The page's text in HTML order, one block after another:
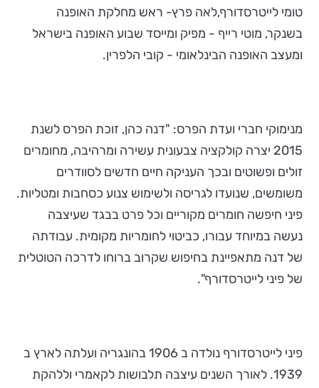
טומי לייטרסדורף,לאה פרץ- ראש מחלקת האופנה
בשנקר, מוטי רייף - מפיק ומייסד שבוע האופנה בישראל
ומעצב האופנה הבינלאומי - קובי הלפרין.
מנימוקי חברי ועדת הפרס: "דנה כהן, זוכת הפרס לשנת
2015 יצרה קולקציה צבעונית עשירה ומרהיבה, מחומרים
זולים ופשוטים ובכך העניקה חיים חדשים לסוודרים
משומשים, שנועדו לגריסה ולשימוש צנוע כסחבות ומטליות.
פיני חיפשה חומרים מקוריים וכל פרט בבגד שעיצבה
נעשה במיוחד עבורו, כביטוי לחומריות מקומית. עבודתה
של דנה מתאפיינת בחיפוש שקרוב ברוחו לדרכה הטוטלית
של פיני לייטרסדורף".
פיני לייטרסדורף נולדה ב 1906 בהונגריה ועלתה לארץ ב
1939. לאורך השנים עיצבה תלבושות לקאמרי וללהקת